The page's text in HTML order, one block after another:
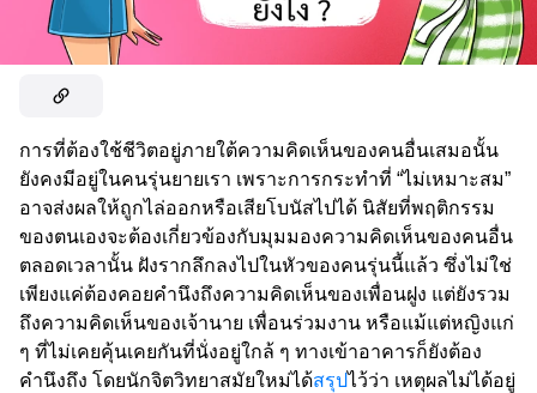
การที่ต้องใช้ชีวิตอยู่ภายใต้ความคิดเห็นของคนอื่นเสมอนั้น
ยังคงมีอยู่ในคนรุ่นยายเรา เพราะการกระทำที่ “ไม่เหมาะสม”
อาจส่งผลให้ถูกไล่ออกหรือเสียโบนัสไปได้ นิสัยที่พฤติกรรม
ของตนเองจะต้องเกี่ยวข้องกับมุมมองความคิดเห็นของคนอื่น
ตลอดเวลานั้น ฝังรากลึกลงไปในหัวของคนรุ่นนี้แล้ว ซึ่งไม่ใช่
เพียงแค่ต้องคอยคำนึงถึงความคิดเห็นของเพื่อนฝูง แต่ยังรวม
ถึงความคิดเห็นของเจ้านาย เพื่อนร่วมงาน หรือแม้แต่หญิงแก่
ๆ ที่ไม่เคยคุ้นเคยกันที่นั่งอยู่ใกล้ ๆ ทางเข้าอาคารก็ยังต้อง
คำนึงถึง โดยนักจิตวิทยาสมัยใหม่ได้สรุปไว้ว่า เหตุผลไม่ได้อยู่